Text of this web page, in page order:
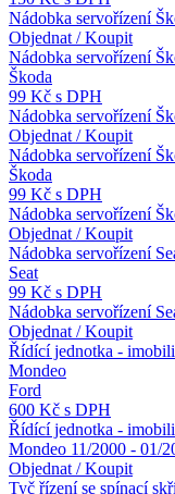
Nádobka servořízení
Objednat / Koupit
Nádobka servořízení
Škoda
99 Kč s DPH
Nádobka servořízení
Objednat / Koupit
Nádobka servořízení
Škoda
99 Kč s DPH
Nádobka servořízení
Objednat / Koupit
Nádobka servořízení
Seat
99 Kč s DPH
Nádobka servořízení
Objednat / Koupit
Řídící jednotka -
Mondeo
Ford
600 Kč s DPH
Řídící jednotka -
Mondeo 11/2000 - 01/
Objednat / Koupit
Tyč řízení se spínací